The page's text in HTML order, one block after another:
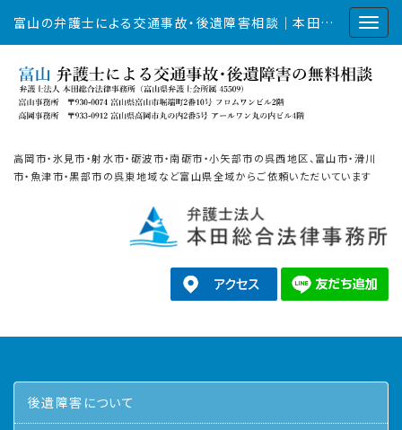
富山の弁護士による交通事故・後遺障害相談｜本田総合法律事務所
高岡市・氷見市・射水市・砺波市・南砺市・小矢部市の呉西地区、富山市・滑川
市・魚津市・黒部市の呉東地域など富山県全域からご依頼いただいています
後遺障害について